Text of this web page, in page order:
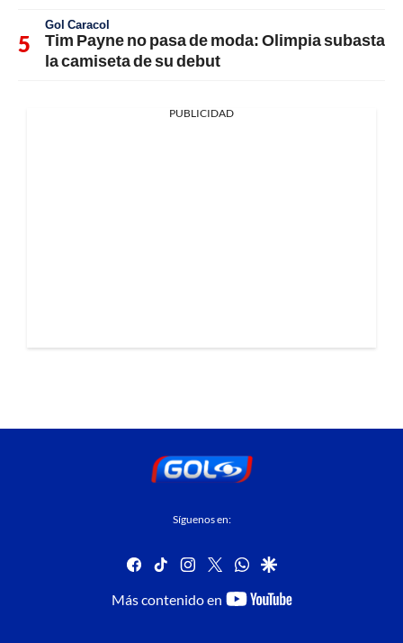
Gol Caracol
Tim Payne no pasa de moda: Olimpia subasta
la camiseta de su debut
PUBLICIDAD
Síguenos en:
facebook
tiktok instagram
twitterwhatsapp
google
Más contenido en
youtube-